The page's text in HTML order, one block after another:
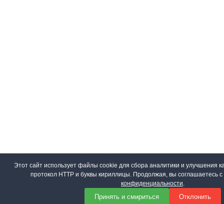
Этот сайт использует файлы cookie для сбора аналитики и улучшения
протокол HTTP и буквы кириллицы. Продолжая, вы соглашаетесь
конфиденциальности.
Принять и смириться Отклонить